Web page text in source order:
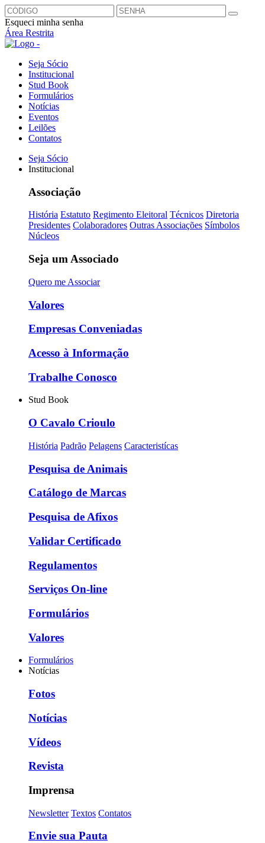
Esqueci minha senha
Área Restrita
Seja Sócio
Institucional
Stud Book
Formulários
Notícias
Eventos
Leilões
Contatos
Seja Sócio
Institucional
Associação
História Estatuto Regimento Eleitoral Técnicos Diretoria
Presidentes Colaboradores Outras Associações Símbolos
Núcleos
Seja um Associado
Quero me Associar
Valores
Empresas Conveniadas
Acesso à Informação
Trabalhe Conosco
Stud Book
O Cavalo Crioulo
História Padrão Pelagens Caracteristícas
Pesquisa de Animais
Catálogo de Marcas
Pesquisa de Afixos
Validar Certificado
Regulamentos
Serviços On-line
Formulários
Valores
Formulários
Notícias
Fotos
Notícias
Vídeos
Revista
Imprensa
Newsletter Textos Contatos
Envie sua Pauta